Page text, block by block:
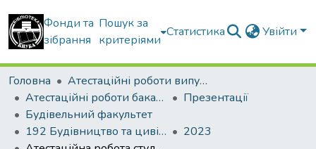
Фонди та
зібрання
Пошук за
критеріями
Статистика Увійти
Головна
Атестаційні роботи випускників
Атестаційні роботи бакалаврів
Презентації
Будівельний факультет
192 Будівництво та цивільна інженерія. Промислове і цивільне будівництво
2023